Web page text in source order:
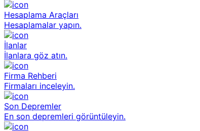
Hesaplama Araçları
Hesaplamalar yapın.
İlanlar
İlanlara göz atın.
Firma Rehberi
Firmaları inceleyin.
Son Depremler
En son depremleri görüntüleyin.